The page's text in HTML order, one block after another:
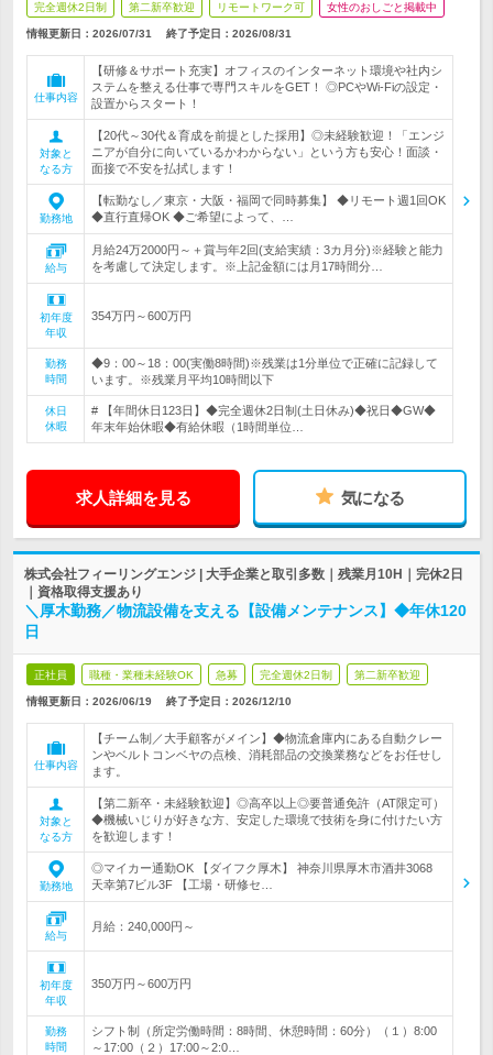
完全週休2日制 第二新卒歓迎 リモートワーク可 女性のおしごと掲載中
情報更新日：2026/07/31 終了予定日： 2026/08/31
仕事内容
【研修＆サポート充実】オフィスのインターネット環境や社内シ
ステムを整える仕事で専門スキルをGET！ ◎PCやWi-Fiの設定・
設置からスタート！
対象と
なる方
【20代～30代＆育成を前提とした採用】◎未経験歓迎！「エンジ
ニアが自分に向いているかわからない」という方も安心！面談・
面接で不安を払拭します！
勤務地
【転勤なし／東京・大阪・福岡で同時募集】 ◆リモート週1回OK
◆直行直帰OK ◆ご希望によって、…
給与
月給24万2000円～＋賞与年2回(支給実績：3カ月分)※経験と能力
を考慮して決定します。※上記金額には月17時間分…
初年度
年収
354万円～600万円
勤務
時間
◆9：00～18：00(実働8時間)※残業は1分単位で正確に記録して
います。※残業月平均10時間以下
休日
休暇
# 【年間休日123日】◆完全週休2日制(土日休み)◆祝日◆GW◆
年末年始休暇◆有給休暇（1時間単位…
求人詳細を見る 気になる
株式会社フィーリングエンジ | 大手企業と取引多数｜残業月10H｜完休2日
｜資格取得支援あり
＼厚木勤務／物流設備を支える【設備メンテナンス】◆年休120
日
正社員 職種・業種未経験OK 急募 完全週休2日制 第二新卒歓迎
情報更新日：2026/06/19 終了予定日： 2026/12/10
仕事内容
【チーム制／大手顧客がメイン】◆物流倉庫内にある自動クレー
ンやベルトコンベヤの点検、消耗部品の交換業務などをお任せし
ます。
対象と
なる方
【第二新卒・未経験歓迎】◎高卒以上◎要普通免許（AT限定可）
◆機械いじりが好きな方、安定した環境で技術を身に付けたい方
を歓迎します！
勤務地
◎マイカー通勤OK 【ダイフク厚木】 神奈川県厚木市酒井3068
天幸第7ビル3F 【工場・研修セ…
給与
月給：240,000円～
初年度
年収
350万円～600万円
勤務
時間
シフト制（所定労働時間：8時間、休憩時間：60分）（１）8:00
～17:00（２）17:00～2:0…